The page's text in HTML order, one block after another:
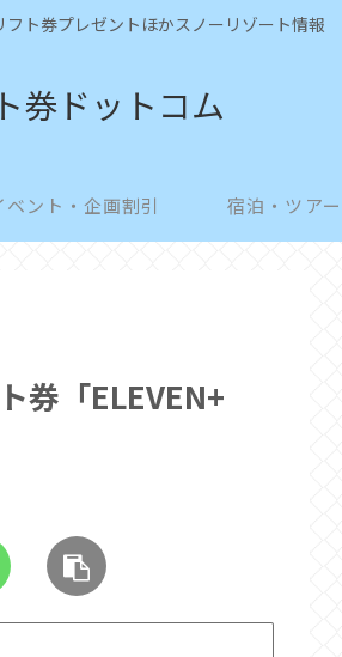
フト券プレゼントほかスノーリゾート情報
券ドットコム
ベント・企画割引 宿泊・ツアー
券「ELEVEN+